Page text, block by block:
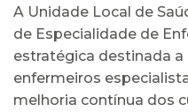
A Unidade Local de
de Especialidade de
estratégica destinada
enfermeiros
melhoria contínua dos